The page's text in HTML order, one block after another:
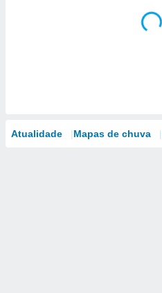
Atualidade Mapas de chuva